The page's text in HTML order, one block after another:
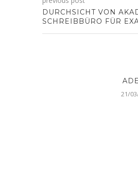
DURCHSICHT VON
SCHREIBBÜRO FÜR
21/